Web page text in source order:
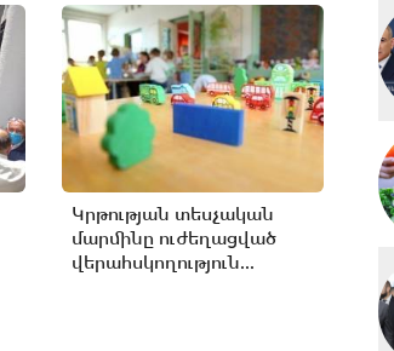
Կրթության տեսչական
մարմինը ուժեղացված
վերահսկողություն...